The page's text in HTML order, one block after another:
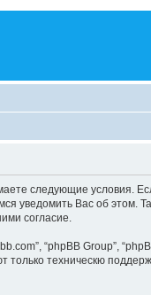
следующие условия.
уведомить Вас об этом.
согласие.
“phpBB Group”,
только техническю